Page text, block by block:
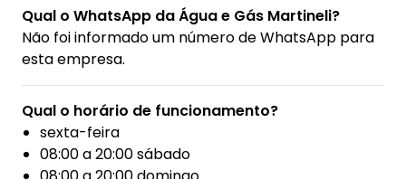
Qual o WhatsApp da Água e Gás Martineli?
Não foi informado um número de WhatsApp para
esta empresa.
Qual o horário de funcionamento?
sexta-feira
08:00 a 20:00 sábado